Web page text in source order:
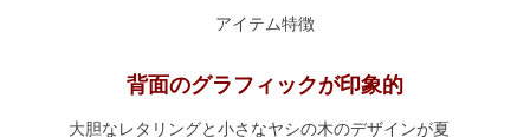
アイテム特徴
背面のグラフィックが印象的
大胆なレタリングと小さなヤシの木のデザインが夏